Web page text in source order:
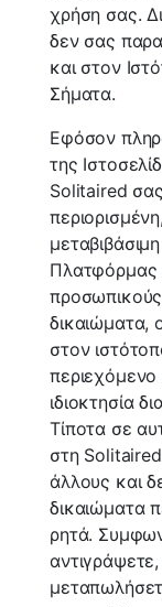
χρήση σας.
δεν σας
και στον
Σήματα.
Εφόσον
της
Solitaired
Πλατφόρμας
δικαιώματα,
στον
περιεχόμενο
ιδιοκτησία
Τίποτα σε
στη
άλλους και
δικαιώματα
ρητά.